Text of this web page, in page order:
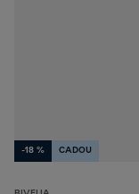
-18 % CADOU